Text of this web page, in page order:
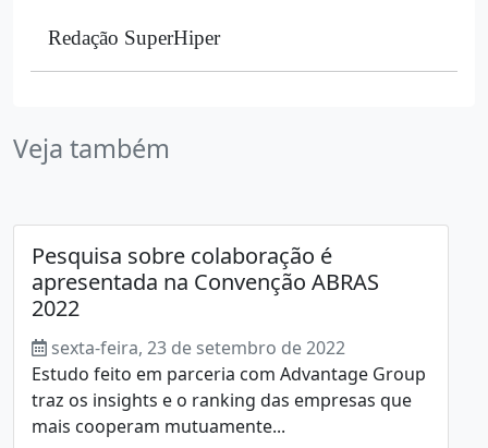
Redação SuperHiper
Veja também
Pesquisa sobre colaboração é
apresentada na Convenção ABRAS
2022
sexta-feira, 23 de setembro de 2022
Estudo feito em parceria com Advantage Group
traz os insights e o ranking das empresas que
mais cooperam mutuamente...